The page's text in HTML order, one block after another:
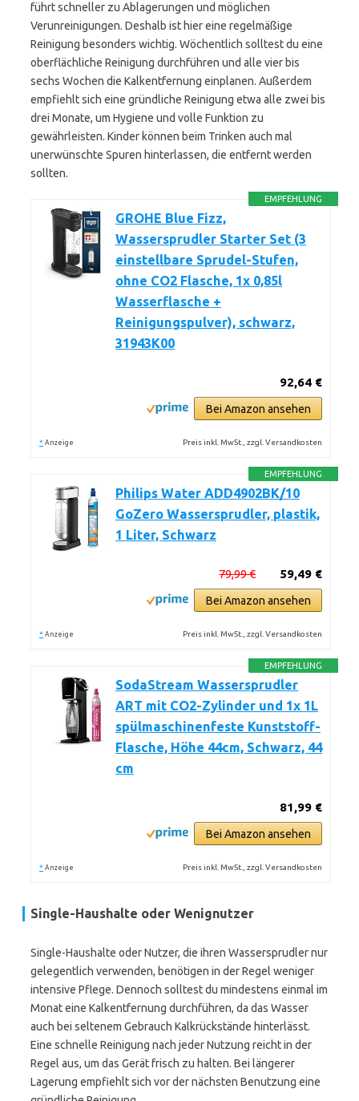
führt schneller zu Ablagerungen und möglichen
Verunreinigungen. Deshalb ist hier eine regelmäßige
Reinigung besonders wichtig. Wöchentlich solltest du eine
oberflächliche Reinigung durchführen und alle vier bis
sechs Wochen die Kalkentfernung einplanen. Außerdem
empfiehlt sich eine gründliche Reinigung etwa alle zwei bis
drei Monate, um Hygiene und volle Funktion zu
gewährleisten. Kinder können beim Trinken auch mal
unerwünschte Spuren hinterlassen, die entfernt werden
sollten.
EMPFEHLUNG
GROHE Blue Fizz,
Wassersprudler Starter Set (3
einstellbare Sprudel-Stufen,
ohne CO2 Flasche, 1x 0,85l
Wasserflasche +
Reinigungspulver), schwarz,
31943K00
92,64 €
Bei Amazon ansehen
* Anzeige Preis inkl. MwSt., zzgl. Versandkosten
EMPFEHLUNG
Philips Water ADD4902BK/10
GoZero Wassersprudler, plastik,
1 Liter, Schwarz
59,49 €
79,99 €
Bei Amazon ansehen
* Anzeige Preis inkl. MwSt., zzgl. Versandkosten
EMPFEHLUNG
SodaStream Wassersprudler
ART mit CO2-Zylinder und 1x 1L
spülmaschinenfeste Kunststoff-
Flasche, Höhe 44cm, Schwarz, 44
cm
81,99 €
Bei Amazon ansehen
* Anzeige Preis inkl. MwSt., zzgl. Versandkosten
Single-Haushalte oder Wenignutzer
Single-Haushalte oder Nutzer, die ihren Wassersprudler nur
gelegentlich verwenden, benötigen in der Regel weniger
intensive Pflege. Dennoch solltest du mindestens einmal im
Monat eine Kalkentfernung durchführen, da das Wasser
auch bei seltenem Gebrauch Kalkrückstände hinterlässt.
Eine schnelle Reinigung nach jeder Nutzung reicht in der
Regel aus, um das Gerät frisch zu halten. Bei längerer
Lagerung empfiehlt sich vor der nächsten Benutzung eine